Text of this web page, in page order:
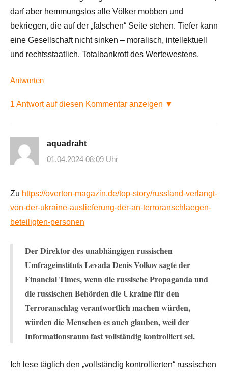
darf aber hemmungslos alle Völker mobben und
bekriegen, die auf der „falschen“ Seite stehen. Tiefer kann
eine Gesellschaft nicht sinken – moralisch, intellektuell
und rechtsstaatlich. Totalbankrott des Wertewestens.
Antworten
1 Antwort auf diesen Kommentar anzeigen ▼
aquadraht
01.04.2024 08:09 Uhr
Zu https://overton-magazin.de/top-story/russland-verlangt-
von-der-ukraine-auslieferung-der-an-terroranschlaegen-
beteiligten-personen
Der Direktor des unabhängigen russischen
Umfrageinstituts Levada Denis Volkov sagte der
Financial Times, wenn die russische Propaganda und
die russischen Behörden die Ukraine für den
Terroranschlag verantwortlich machen würden,
würden die Menschen es auch glauben, weil der
Informationsraum fast vollständig kontrolliert sei.
Ich lese täglich den „vollständig kontrollierten“ russischen